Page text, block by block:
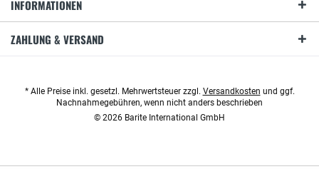
INFORMATIONEN
ZAHLUNG & VERSAND
* Alle Preise inkl. gesetzl. Mehrwertsteuer zzgl. Versandkosten und ggf.
Nachnahmegebühren, wenn nicht anders beschrieben
© 2026 Barite International GmbH